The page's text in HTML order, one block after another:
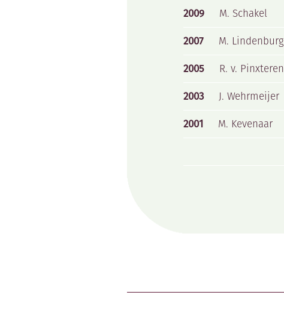
2009 M. Schakel
2007
M. Lindenburg
2005
R. v. Pinxteren
2003
J. Wehrmeijer
2001
M. Kevenaar